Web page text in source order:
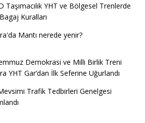
Taşımacılık YHT ve Bölgesel Trenlerde
Kuralları
Mantı nerede yenir?
Demokrasi ve Milli Birlik Treni
YHT Gar’dan İlk Seferine Uğurlandı
Trafik Tedbirleri Genelgesi